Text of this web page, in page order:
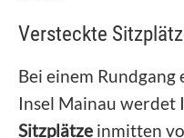
Versteckte
Bei einem Rundgang
Insel Mainau werdet
Sitzplätze inmitten